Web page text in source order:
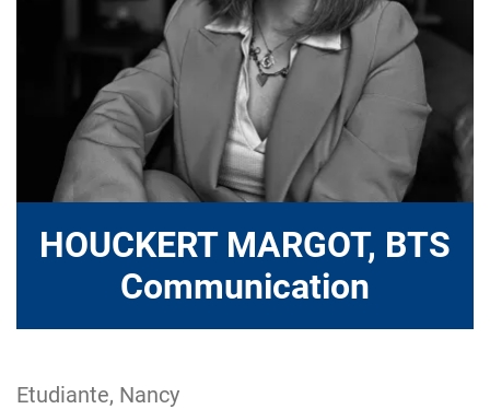
HOUCKERT MARGOT, BTS
Communication
Etudiante, Nancy